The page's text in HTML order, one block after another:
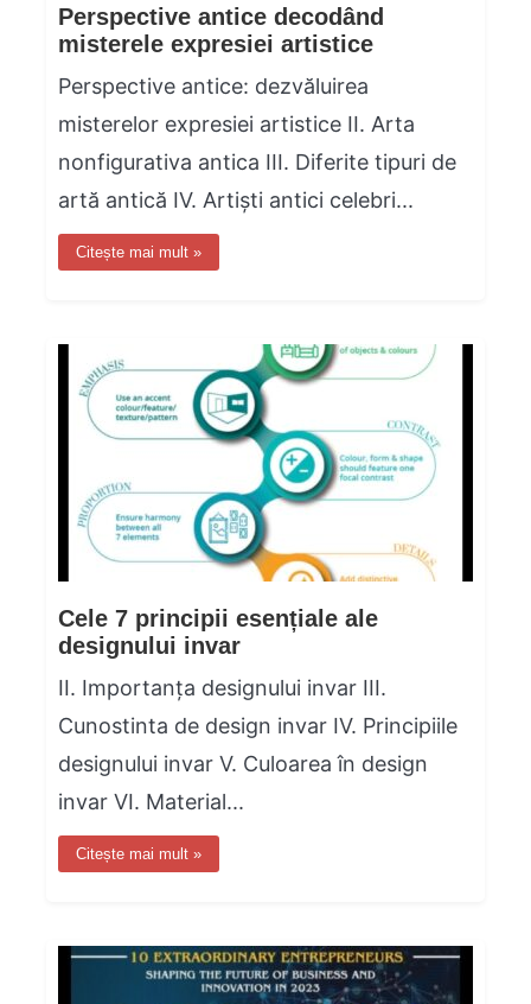
Perspective antice decodând
misterele expresiei artistice
Perspective antice: dezvăluirea
misterelor expresiei artistice II. Arta
nonfigurativa antica III. Diferite tipuri de
artă antică IV. Artiști antici celebri...
Citește mai mult »
Cele 7 principii esențiale ale
designului invar
II. Importanța designului invar III.
Cunostinta de design invar IV. Principiile
designului invar V. Culoarea în design
invar VI. Material...
Citește mai mult »